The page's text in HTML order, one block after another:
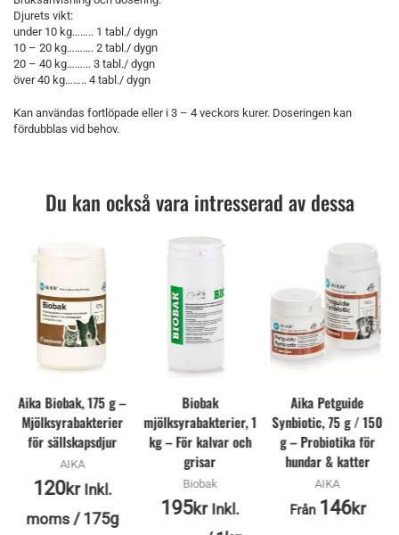
Djurets vikt:
under 10 kg…….. 1 tabl./ dygn
10 – 20 kg………. 2 tabl./ dygn
20 – 40 kg……… 3 tabl./ dygn
över 40 kg…….. 4 tabl./ dygn
Kan användas fortlöpade eller i 3 – 4 veckors kurer. Doseringen kan
fördubblas vid behov.
Du kan också vara intresserad av dessa
Aika Biobak, 175 g –
Mjölksyrabakterier
för sällskapsdjur
AIKA
120kr Inkl.
moms/175g
Biobak
mjölksyrabakterier, 1
kg – För kalvar och
grisar
Biobak
195kr Inkl.
Aika Petguide
Synbiotic, 75 g / 150
g – Probiotika för
hundar & katter
AIKA
Från 146kr